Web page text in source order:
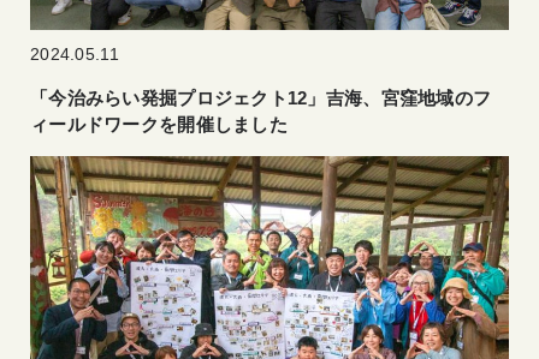
2024.05.11
「今治みらい発掘プロジェクト12」吉海、宮窪地域のフ
ィールドワークを開催しました